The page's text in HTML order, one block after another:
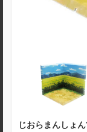
じおらまんしょ